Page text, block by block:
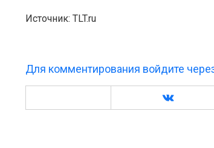
Источник: TLT.ru
Для комментирования войдите